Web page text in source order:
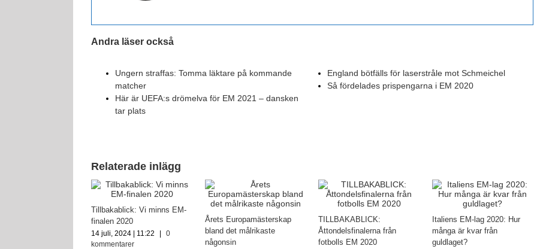
Andra läser också
Ungern straffas: Tomma läktare på kommande
matcher
Här är UEFA:s drömelva för EM 2021 – dansken
tar plats
England bötfälls för laserstråle mot Schmeichel
Så fördelades prispengarna i EM 2020
Relaterade inlägg
Tillbakablick: Vi minns EM-
finalen 2020
14 juli, 2024 | 11:22 |
0
kommentarer
Årets Europamästerskap
bland det målrikaste
någonsin
TILLBAKABLICK:
Åttondelsfinalerna från
fotbolls EM 2020
Italiens EM-lag 2020: Hur
många är kvar från
guldlaget?